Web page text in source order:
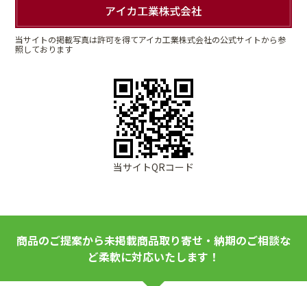
当サイトの掲載写真は許可を得てアイカ工業株式会社の公式サイトから参
照しております
当サイトQRコード
商品のご提案から未掲載商品取り寄せ・納期のご相談な
ど柔軟に対応いたします！